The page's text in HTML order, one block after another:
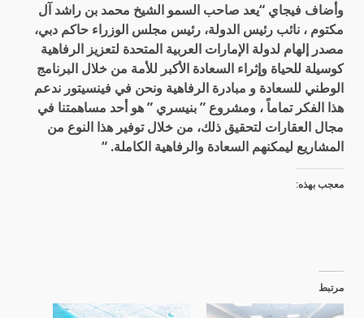
وأضاف فيجاي “يعد صاحب السمو الشيخ محمد بن راشد آل
مكتوم ، نائب رئيس الدولة، رئيس مجلس الوزراء حاكم دبي،
مصدر إلهام لدولة الإمارات العربية المتحدة لتعزيز الرفاهية
كوسيلة للحياة وإثراء السعادة الأكبر للأمة من خلال البرنامج
الوطني للسعادة و مبادرة الرفاهية ونحن في فينسيتور ندعم
هذا الفكر تماماً ، ومشروع ” بنيسري ” هو أحد مساهمتنا في
مجال العقارات لتحقيق ذلك، من خلال توفير هذا النوع من
المشاريع ليمكنهم السعادة والرفاهية الكاملة. “
معجب بهذه:
مرتبط